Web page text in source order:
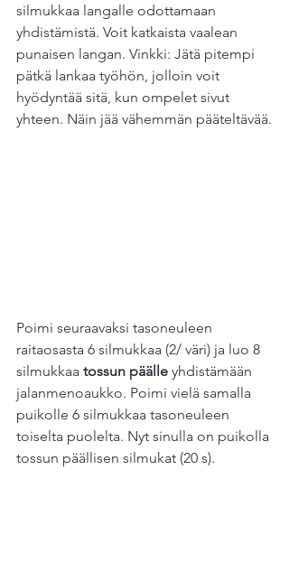
silmukkaa langalle odottamaan
yhdistämistä. Voit katkaista vaalean
punaisen langan. Vinkki: Jätä pitempi
pätkä lankaa työhön, jolloin voit
hyödyntää sitä, kun ompelet sivut
yhteen. Näin jää vähemmän pääteltävää.
Poimi seuraavaksi tasoneuleen
raitaosasta 6 silmukkaa (2/ väri) ja luo 8
silmukkaa tossun päälle yhdistämään
jalanmenoaukko. Poimi vielä samalla
puikolle 6 silmukkaa tasoneuleen
toiselta puolelta. Nyt sinulla on puikolla
tossun päällisen silmukat (20 s).